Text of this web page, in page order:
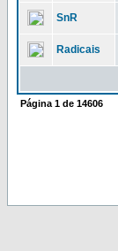
SnR
Radicais
Página 1 de 14606